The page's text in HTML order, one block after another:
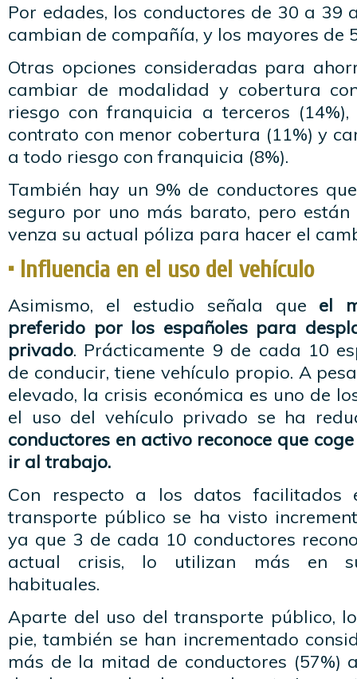
Por edades, los conductores de 30 a 39
cambian de compañía, y los mayores de
Otras opciones consideradas para
cambiar de modalidad y cobertura
riesgo con franquicia a terceros
contrato con menor cobertura (11%) y
a todo riesgo con franquicia (8%).
También hay un 9% de conductores
seguro por uno más barato, pero
venza su actual póliza para hacer el
• Influencia en el uso del vehículo
Asimismo, el estudio señala que el
preferido por los españoles para
privado. Prácticamente 9 de cada 10
de conducir, tiene vehículo propio. A
elevado, la crisis económica es uno de
el uso del vehículo privado se ha
conductores en activo reconoce que
ir al trabajo.
Con respecto a los datos facilitados
transporte público se ha visto
ya que 3 de cada 10 conductores
actual crisis, lo utilizan más en
habituales.
Aparte del uso del transporte público,
pie, también se han incrementado
más de la mitad de conductores (57%)